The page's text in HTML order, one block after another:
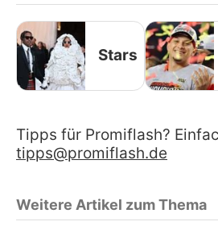
Stars
Tipps für Promiflash?
tipps@promiflash.de
Weitere Artikel zum Thema